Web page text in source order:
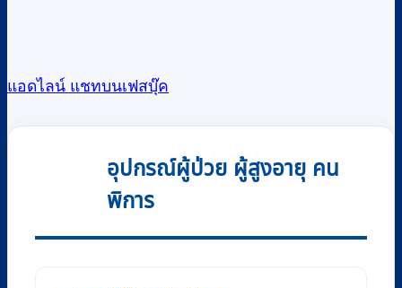
แอดไลน์ แชทบนเฟสบุ๊ค
อุปกรณ์ผู้ป่วย ผู้สูงอายุ คน
พิการ